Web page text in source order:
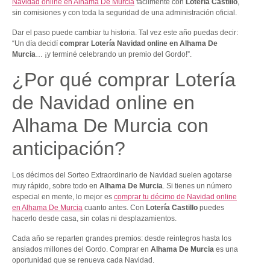
Navidad online en Alhama De Murcia fácilmente con Lotería Castillo,
sin comisiones y con toda la seguridad de una administración oficial.
Dar el paso puede cambiar tu historia. Tal vez este año puedas decir:
“Un día decidí comprar Lotería Navidad online en Alhama De
Murcia… ¡y terminé celebrando un premio del Gordo!”.
¿Por qué comprar Lotería
de Navidad online en
Alhama De Murcia con
anticipación?
Los décimos del Sorteo Extraordinario de Navidad suelen agotarse
muy rápido, sobre todo en Alhama De Murcia. Si tienes un número
especial en mente, lo mejor es comprar tu décimo de Navidad online
en Alhama De Murcia cuanto antes. Con Lotería Castillo puedes
hacerlo desde casa, sin colas ni desplazamientos.
Cada año se reparten grandes premios: desde reintegros hasta los
ansiados millones del Gordo. Comprar en Alhama De Murcia es una
oportunidad que se renueva cada Navidad.